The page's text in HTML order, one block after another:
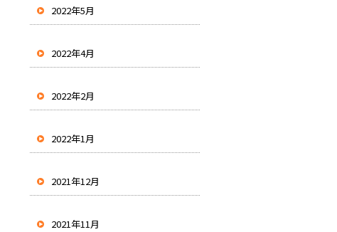
2022年5月
2022年4月
2022年2月
2022年1月
2021年12月
2021年11月